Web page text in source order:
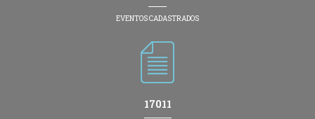
EVENTOS CADASTRADOS
17011